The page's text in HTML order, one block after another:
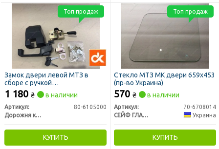
Замок двери левой МТЗ в
сборе с ручкой
унифицированной кабины
(комплект) (ДК)
1 180 ₴ в наличии
Артикул:
80-6105000
Дорожня карта
КУПИТЬ
Топ продаж
Стекло МТЗ МК двери 659х453
(пр-во Украина)
570 ₴ в наличии
Артикул:
70-6708014
СЕЙФ ГЛАСС ФАКТОРІ ТОВ
Украина
КУПИТЬ
Топ продаж